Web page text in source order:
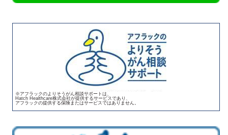
※アフラックのよりそうがん相談サポートは、
Hatch Healthcare株式会社が提供するサービスであり、
アフラックの提供する保険またはサービスではありません。